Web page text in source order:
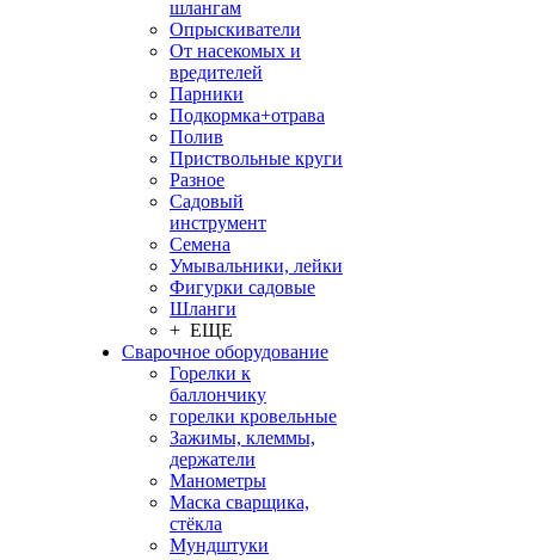
шлангам
Опрыскиватели
От насекомых и
вредителей
Парники
Подкормка+отрава
Полив
Приствольные круги
Разное
Садовый
инструмент
Семена
Умывальники, лейки
Фигурки садовые
Шланги
+ ЕЩЕ
Сварочное оборудование
Горелки к
баллончику
горелки кровельные
Зажимы, клеммы,
держатели
Манометры
Маска сварщика,
стёкла
Мундштуки